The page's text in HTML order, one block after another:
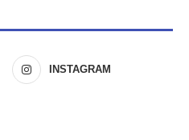
INSTAGRAM